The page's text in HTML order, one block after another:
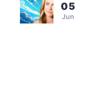
05
Jun